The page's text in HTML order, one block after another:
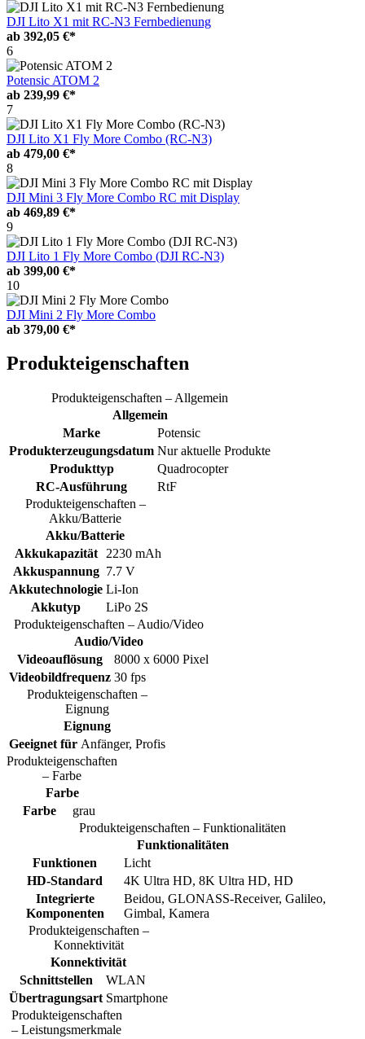
DJI Lito X1 mit RC-N3 Fernbedienung
ab 392,05 €*
6
Potensic ATOM 2
ab 239,99 €*
7
DJI Lito X1 Fly More Combo (RC-N3)
ab 479,00 €*
8
DJI Mini 3 Fly More Combo RC mit Display
ab 469,89 €*
9
DJI Lito 1 Fly More Combo (DJI RC-N3)
ab 399,00 €*
10
DJI Mini 2 Fly More Combo
ab 379,00 €*
Produkteigenschaften
Produkteigenschaften – Allgemein
Allgemein
Marke
Potensic
Produkterzeugungsdatum Nur aktuelle Produkte
Produkttyp
Quadrocopter
RC-Ausführung
RtF
Produkteigenschaften –
Akku/Batterie
Akku/Batterie
Akkukapazität
2230 mAh
Akkuspannung 7.7 V
Akkutechnologie Li-Ion
Akkutyp
LiPo 2S
Produkteigenschaften – Audio/Video
Audio/Video
Videoauflösung
8000 x 6000 Pixel
Videobildfrequenz 30 fps
Produkteigenschaften –
Eignung
Eignung
Geeignet für Anfänger, Profis
Produkteigenschaften
– Farbe
Farbe
Farbe
grau
Produkteigenschaften – Funktionalitäten
Funktionalitäten
Funktionen
Licht
HD-Standard
4K Ultra HD, 8K Ultra HD, HD
Integrierte
Komponenten
Beidou, GLONASS-Receiver, Galileo,
Gimbal, Kamera
Produkteigenschaften –
Konnektivität
Konnektivität
Schnittstellen
WLAN
Übertragungsart Smartphone
Produkteigenschaften
– Leistungsmerkmale